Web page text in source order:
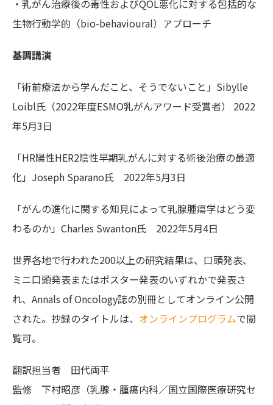
・乳がん治療後の毒性およびQOL悪化に対する包括的な
生物行動学的（bio-behavioural）アプローチ
基調講演
「術前療法から学んだこと、そうでないこと」Sibylle
Loibl氏（2022年度ESMO乳がんアワード受賞者） 2022
年5月3日
「HR陽性HER2陰性早期乳がんに対する術後治療の最適
化」Joseph Sparano氏 2022年5月3日
「がんの進化に関する知見によって乳腺腫瘍学はどう変
わるのか」Charles Swanton氏 2022年5月4日
世界各地で行われた200以上の研究結果は、口頭発表、
ミニ口頭発表またはポスター発表のいずれかで発表さ
れ、Annals of Oncology誌の別冊としてオンライン公開
された。抄録のタイトルは、 オンラインプログラムで閲
覧可。
翻訳担当者 田代両平
監修 下村昭彦（乳腺・腫瘍内科／国立国際医療研究セ